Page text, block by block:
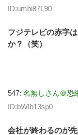
ID:umbi87L90
フジテレビの赤字
か？（笑）
547: 名無しさん＠恐
ID:bWIb13sp0
会社が終わるのが